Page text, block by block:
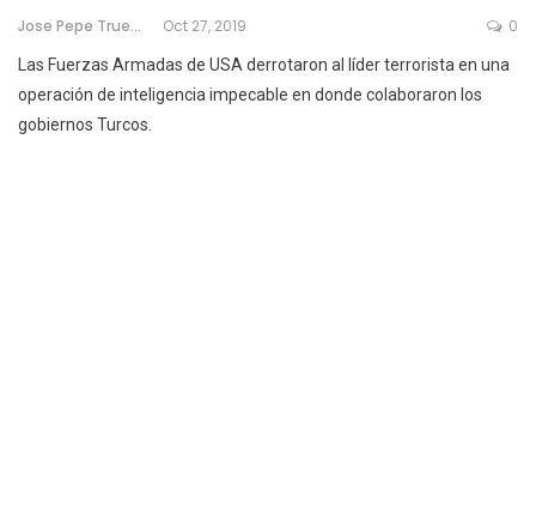
Jose Pepe Trueno Oct 27, 2019 0
Las Fuerzas Armadas de USA derrotaron al líder terrorista en una
operación de inteligencia impecable en donde colaboraron los
gobiernos Turcos.